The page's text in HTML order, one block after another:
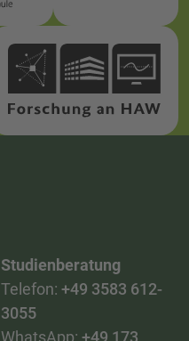
Studienberatung
Telefon: +49 3583 612-
3055
WhatsApp: +49 173